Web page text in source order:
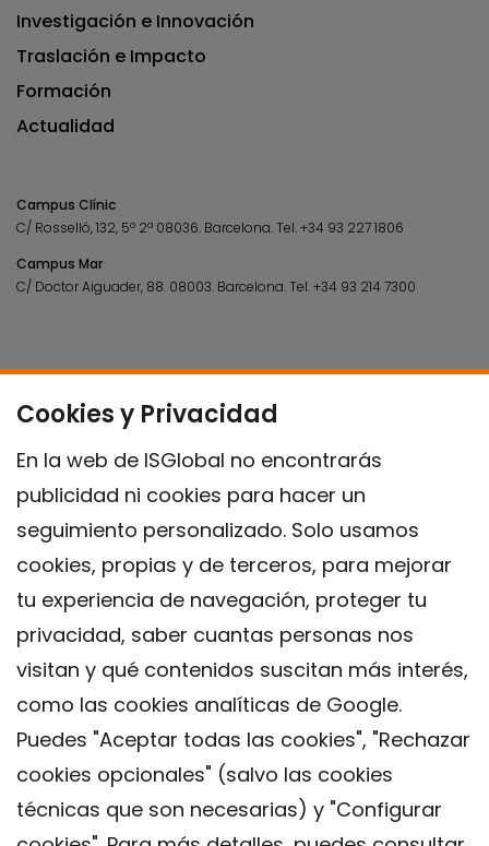
Cookies y Privacidad
En la web de ISGlobal no encontrarás
publicidad ni cookies para hacer un
seguimiento personalizado. Solo usamos
cookies, propias y de terceros, para mejorar
tu experiencia de navegación, proteger tu
privacidad, saber cuantas personas nos
visitan y qué contenidos suscitan más interés,
como las cookies analíticas de Google.
Puedes "Aceptar todas las cookies", "Rechazar
cookies opcionales" (salvo las cookies
técnicas que son necesarias) y "Configurar
Investigación e Innovación
Traslación e Impacto
Formación
Actualidad
Campus Clínic
C/ Rosselló, 132, 5º 2ª 08036. Barcelona.Tel.+34 93 227 1806
Campus Mar
C/ Doctor Aiguader, 88. 08003. Barcelona.Tel.+34 93 214 7300
Contacto